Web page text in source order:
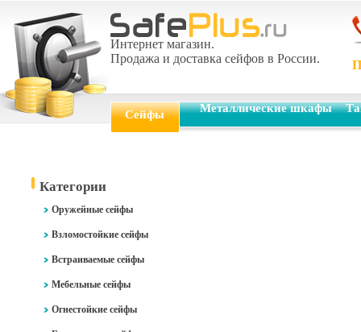
Интернет магазин.
Продажа и доставка сейфов в России.
Сейфы Металлические шкафы
Категории
Оружейные сейфы
Взломостойкие сейфы
Встраиваемые сейфы
Мебельные сейфы
Огнестойкие сейфы